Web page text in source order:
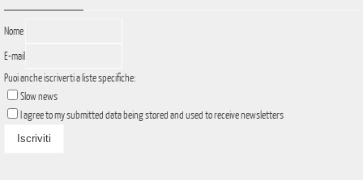
Nome
E-mail
Puoi anche iscriverti a liste specifiche:
Slow news
I agree to my submitted data being stored and used to receive newsletters